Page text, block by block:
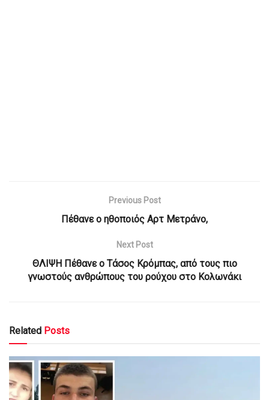
Previous Post
Πέθανε ο ηθοποιός Αρτ Μετράνο,
Next Post
ΘΛΙΨΗ Πέθανε ο Τάσος Κρόμπας, από τους πιο
γνωστούς ανθρώπους του ρούχου στο Κολωνάκι
Related Posts